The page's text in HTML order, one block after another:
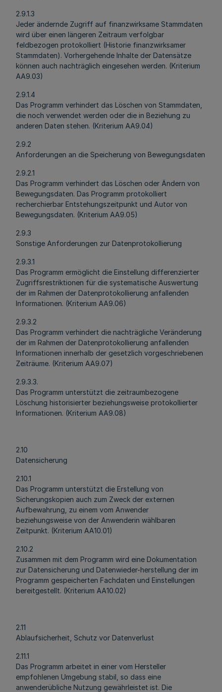
2.9.1.3
Jeder ändernde Zugriff auf finanzwirksame Stammdaten
wird über einen längeren Zeitraum verfolgbar
feldbezogen protokolliert (Historie finanzwirksamer
Stammdaten). Vorhergehende Inhalte der Datensätze
können auch nachträglich eingesehen werden. (Kriterium
AA9.03)
2.9.1.4
Das Programm verhindert das Löschen von Stammdaten,
die noch verwendet werden oder die in Beziehung zu
anderen Daten stehen. (Kriterium AA9.04)
2.9.2
Anforderungen an die Speicherung von Bewegungsdaten
2.9.2.1
Das Programm verhindert das Löschen oder Ändern von
Bewegungsdaten. Das Programm protokolliert
recherchierbar Entstehungszeitpunkt und Autor von
Bewegungsdaten. (Kriterium AA9.05)
2.9.3
Sonstige Anforderungen zur Datenprotokollierung
2.9.3.1
Das Programm ermöglicht die Einstellung differenzierter
Zugriffsrestriktionen für die systematische Auswertung
der im Rahmen der Datenprotokollierung anfallenden
Informationen. (Kriterium AA9.06)
2.9.3.2
Das Programm verhindert die nachträgliche Veränderung
der im Rahmen der Datenprotokollierung anfallenden
Informationen innerhalb der gesetzlich vorgeschriebenen
Zeiträume. (Kriterium AA9.07)
2.9.3.3.
Das Programm unterstützt die zeitraumbezogene
Löschung historisierter beziehungsweise protokollierter
Informationen. (Kriterium AA9.08)
2.10
Datensicherung
2.10.1
Das Programm unterstützt die Erstellung von
Sicherungskopien auch zum Zweck der externen
Aufbewahrung, zu einem vom Anwender
beziehungsweise von der Anwenderin wählbaren
Zeitpunkt. (Kriterium AA10.01)
2.10.2
Zusammen mit dem Programm wird eine Dokumentation
zur Datensicherung und Datenwieder-herstellung der im
Programm gespeicherten Fachdaten und Einstellungen
bereitgestellt. (Kriterium AA10.02)
2.11
Ablaufsicherheit, Schutz vor Datenverlust
2.11.1
Das Programm arbeitet in einer vom Hersteller
empfohlenen Umgebung stabil, so dass eine
anwenderübliche Nutzung gewährleistet ist. Die